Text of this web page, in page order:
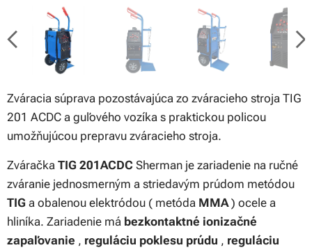
Zváracia súprava pozostávajúca zo zváracieho stroja TIG
201 ACDC a guľového vozíka s praktickou policou
umožňujúcou prepravu zváracieho stroja.
Zváračka TIG 201ACDC Sherman je zariadenie na ručné
zváranie jednosmerným a striedavým prúdom metódou
TIG a obalenou elektródou ( metóda MMA) ocele a
hliníka. Zariadenie má bezkontaktné ionizačné
zapaľovanie , reguláciu poklesu prúdu , reguláciu